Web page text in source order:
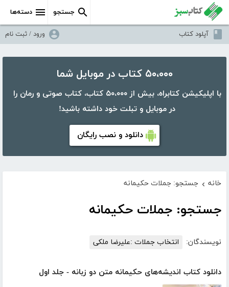
دسته‌ها جستجو
آپلود کتاب ورود / ثبت نام
۵۰،۰۰۰ کتاب در موبایل شما
با اپلیکیشن کتابراه، بیش از ۵۰،۰۰۰ کتاب، کتاب صوتی و رمان را
در موبایل و تبلت خود داشته باشید!
دانلود و نصب رایگان
خانه › جستجو: جملات حکیمانه
جستجو: جملات حکیمانه
نویسندگان: انتخاب جملات :علیرضا ملکی
دانلود کتاب اندیشه‌های حکیمانه متن دو زبانه - جلد اول